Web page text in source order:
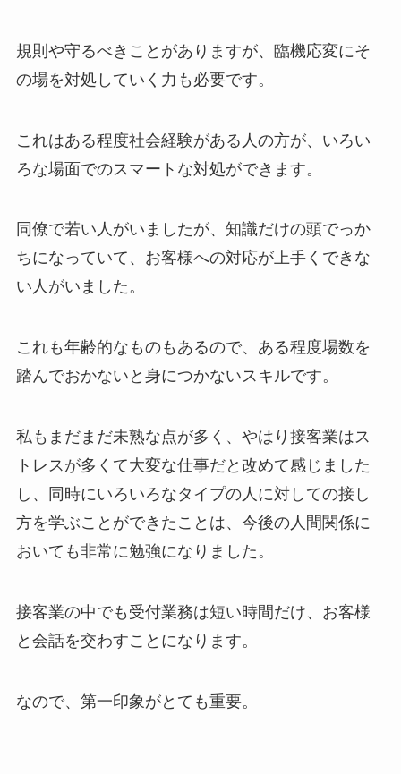
規則や守るべきことがありますが、臨機応変にそ
の場を対処していく力も必要です。
これはある程度社会経験がある人の方が、いろい
ろな場面でのスマートな対処ができます。
同僚で若い人がいましたが、知識だけの頭でっか
ちになっていて、お客様への対応が上手くできな
い人がいました。
これも年齢的なものもあるので、ある程度場数を
踏んでおかないと身につかないスキルです。
私もまだまだ未熟な点が多く、やはり接客業はス
トレスが多くて大変な仕事だと改めて感じました
し、同時にいろいろなタイプの人に対しての接し
方を学ぶことができたことは、今後の人間関係に
おいても非常に勉強になりました。
接客業の中でも受付業務は短い時間だけ、お客様
と会話を交わすことになります。
なので、第一印象がとても重要。